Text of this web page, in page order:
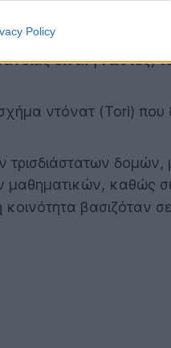
Policy
κανόνα του
είναι γνωστές,
ντόνατ (Tori) που
καθώς
βασιζόταν